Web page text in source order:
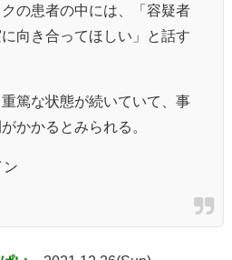
の患者の中には、「容疑者
向き合ってほしい」と話す
篤な状態が続いていて、事
かかるとみられる。
ン